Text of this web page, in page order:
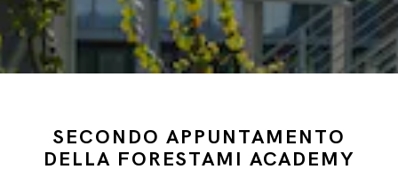
SECONDO APPUNTAMENTO
DELLA FORESTAMI ACADEMY